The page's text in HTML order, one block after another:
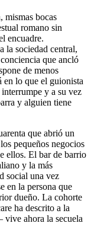
mismas bocas
romano sin
encuadre.
la sociedad central,
que ancló
de menos
lo que el guionista
y a su vez
y alguien tiene
que abrió un
pequeños negocios
ellos. El bar de barrio
y la más
social una vez
en la persona que
dueño. La cohorte
ha descrito a la
vive ahora la secuela